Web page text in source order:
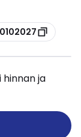
hinnan ja